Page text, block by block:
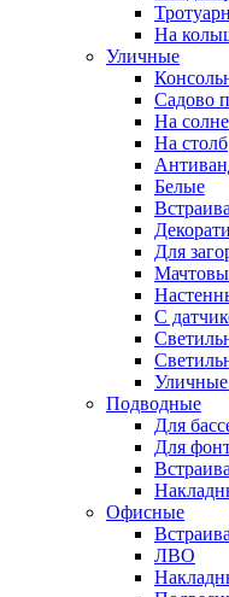
На
Уличные
Садово
На
На столб
Белые
Для
С
Подводные
Для
Для
Офисные
ЛВО